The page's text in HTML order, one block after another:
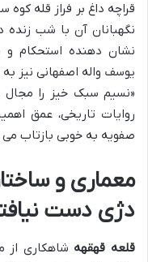
قراچه داغ بر فراز قله
نگهبانان آن با شب زنده
نشان دهنده استحکام
یوسف واله اصفهانی نیز
«نسیم سبک خیز را مجال
روایات تاریخی، عمق
صفویه به خوبی بازتاب
معماری و
دژی دست
قلعه قهقهه شاهکاری از